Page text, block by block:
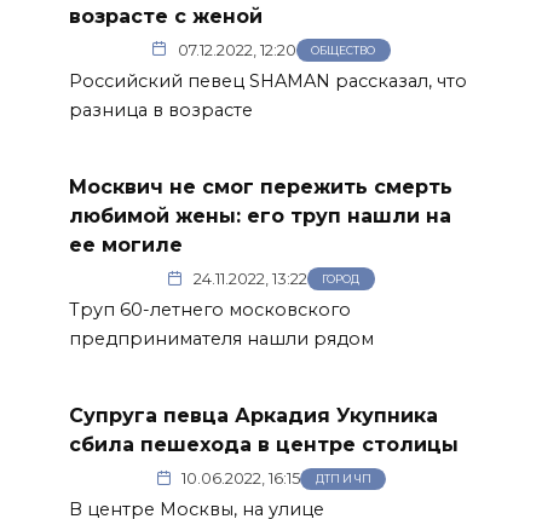
возрасте с женой
07.12.2022, 12:20 ОБЩЕСТВО
Российский певец SHAMAN рассказал, что
разница в возрасте
Москвич не смог пережить смерть
любимой жены: его труп нашли на
ее могиле
24.11.2022, 13:22 ГОРОД
Труп 60-летнего московского
предпринимателя нашли рядом
Супруга певца Аркадия Укупника
сбила пешехода в центре столицы
10.06.2022, 16:15 ДТП И ЧП
В центре Москвы, на улице